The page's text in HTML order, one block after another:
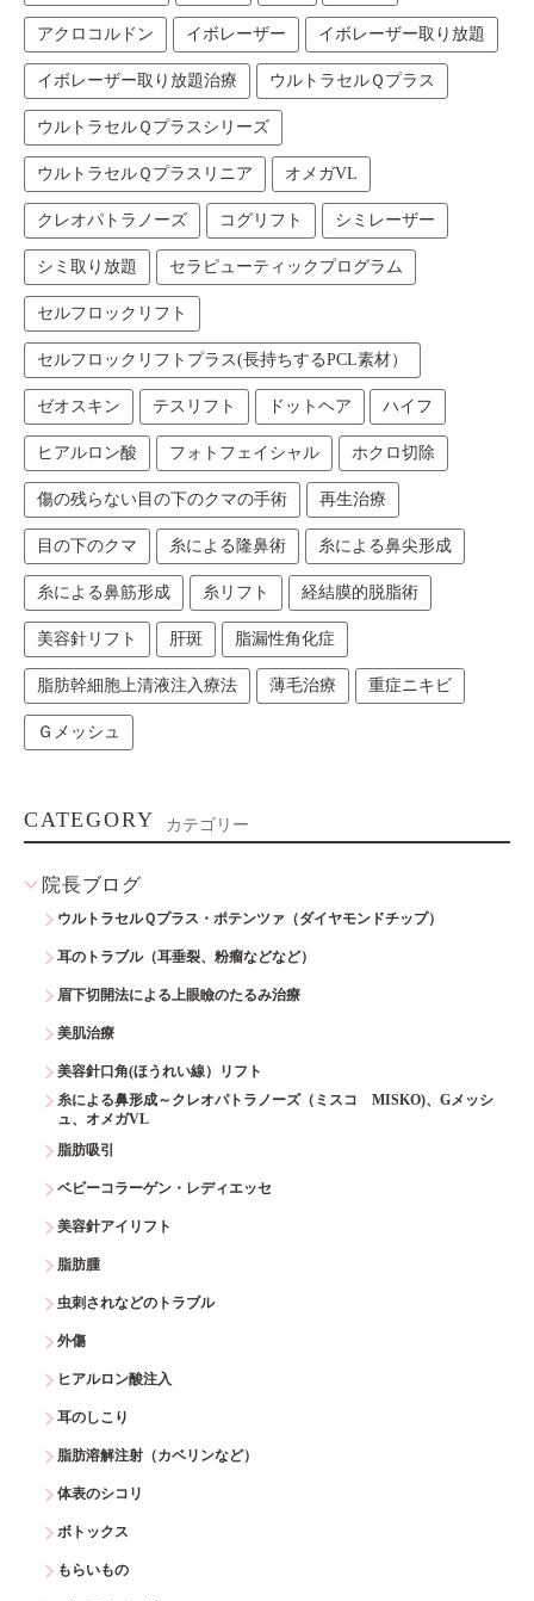
アクロコルドン イボレーザー イボレーザー取り放題
イボレーザー取り放題治療 ウルトラセルＱプラス
ウルトラセルＱプラスシリーズ
ウルトラセルＱプラスリニア オメガVL
クレオパトラノーズ コグリフト シミレーザー
シミ取り放題 セラピューティックプログラム
セルフロックリフト
セルフロックリフトプラス(長持ちするPCL素材）
ゼオスキン テスリフト ドットヘア ハイフ
ヒアルロン酸 フォトフェイシャル ホクロ切除
傷の残らない目の下のクマの手術 再生治療
目の下のクマ 糸による隆鼻術 糸による鼻尖形成
糸による鼻筋形成 糸リフト 経結膜的脱脂術
美容針リフト 肝斑 脂漏性角化症
脂肪幹細胞上清液注入療法 薄毛治療 重症ニキビ
Ｇメッシュ
CATEGORY カテゴリー
院長ブログ
ウルトラセルＱプラス・ポテンツァ（ダイヤモンドチップ）
耳のトラブル（耳垂裂、粉瘤などなど）
眉下切開法による上眼瞼のたるみ治療
美肌治療
美容針口角(ほうれい線）リフト
糸による鼻形成～クレオパトラノーズ（ミスコ MISKO)、Gメッシ
ュ、オメガVL
脂肪吸引
ベビーコラーゲン・レディエッセ
美容針アイリフト
脂肪腫
虫刺されなどのトラブル
外傷
ヒアルロン酸注入
耳のしこり
脂肪溶解注射（カベリンなど）
体表のシコリ
ボトックス
もらいもの